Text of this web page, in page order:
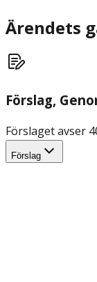
Ärendets
Förslag,
Förslaget avser
Förslag